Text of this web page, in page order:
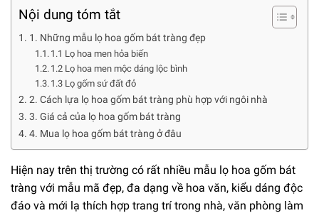
Nội dung tóm tắt
1. Những mẫu lọ hoa gốm bát tràng đẹp
1.1 Lọ hoa men hỏa biến
1.2 Lọ hoa men mộc dáng lộc bình
1.3 Lọ gốm sứ đất đỏ
2. Cách lựa lọ hoa gốm bát tràng phù hợp với ngôi nhà
3. Giá cả của lọ hoa gốm bát tràng
4. Mua lọ hoa gốm bát tràng ở đâu
Hiện nay trên thị trường có rất nhiều mẫu lọ hoa gốm bát
tràng với mẫu mã đẹp, đa dạng về hoa văn, kiểu dáng độc
đáo và mới lạ thích hợp trang trí trong nhà, văn phòng làm